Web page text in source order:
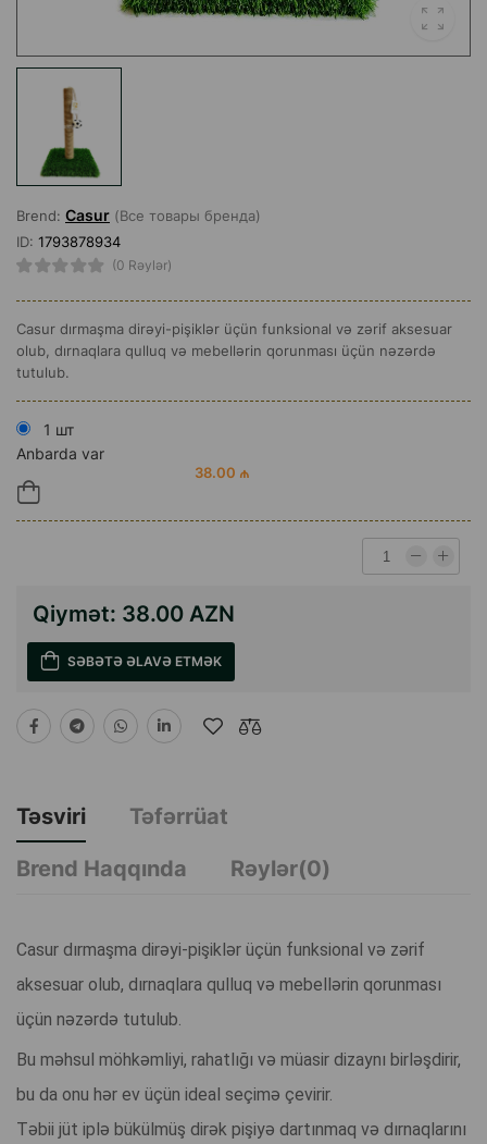
Brend: Casur (Все товары бренда)
ID: 1793878934
(0 Rəylər)
Casur dırmaşma dirəyi-pişiklər üçün funksional və zərif aksesuar
olub, dırnaqlara qulluq və mebellərin qorunması üçün nəzərdə
tutulub.
1 шт
Anbarda var
38.00 ₼
Qiymət: 38.00 AZN
SƏBƏTƏ ƏLAVƏ ETMƏK
Təsviri
Təfərrüat
Brend Haqqında
Rəylər(0)
Casur dırmaşma dirəyi-pişiklər üçün funksional və zərif
aksesuar olub, dırnaqlara qulluq və mebellərin qorunması
üçün nəzərdə tutulub.
Bu məhsul möhkəmliyi, rahatlığı və müasir dizaynı birləşdirir,
bu da onu hər ev üçün ideal seçimə çevirir.
Təbii jüt iplə bükülmüş dirək pişiyə dartınmaq və dırnaqlarını